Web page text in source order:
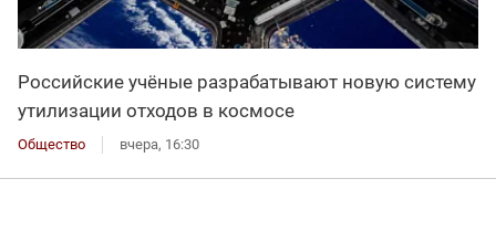
Российские учёные разрабатывают новую систему
утилизации отходов в космосе
Общество вчера, 16:30